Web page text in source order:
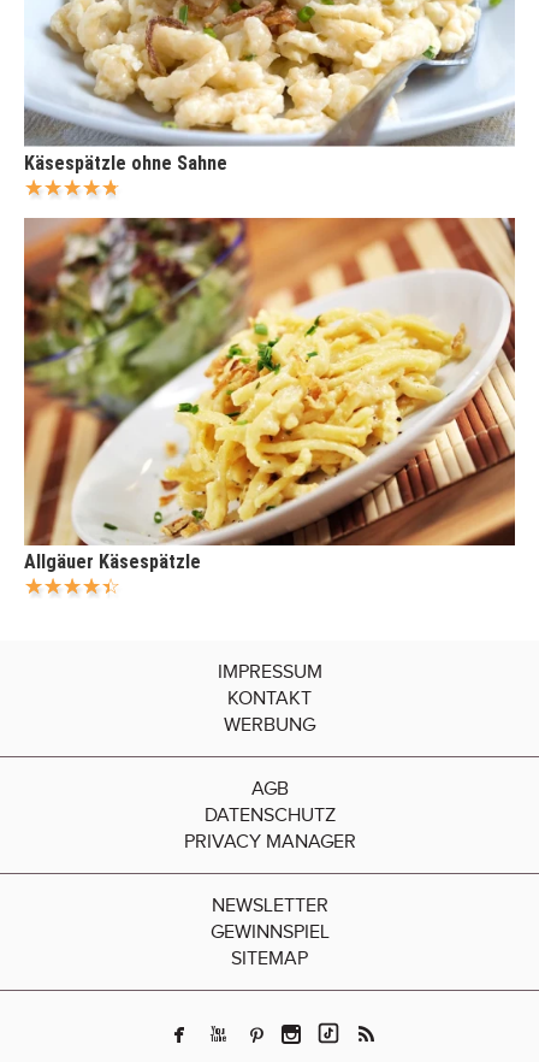
Käsespätzle ohne Sahne
Allgäuer Käsespätzle
IMPRESSUM
KONTAKT
WERBUNG
AGB
DATENSCHUTZ
PRIVACY MANAGER
NEWSLETTER
GEWINNSPIEL
SITEMAP